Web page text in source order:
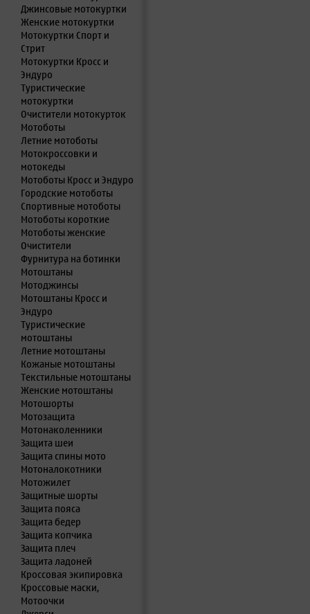
Джинсовые мотокуртки
Женские мотокуртки
Мотокуртки Спорт и
Стрит
Мотокуртки Кросс и
Эндуро
Туристические
мотокуртки
Очистители мотокурток
Мотоботы
Летние мотоботы
Мотокроссовки и
мотокеды
Мотоботы Кросс и Эндуро
Городские мотоботы
Спортивные мотоботы
Мотоботы короткие
Мотоботы женские
Очистители
Фурнитура на ботинки
Мотоштаны
Мотоджинсы
Мотоштаны Кросс и
Эндуро
Туристические
мотоштаны
Летние мотоштаны
Кожаные мотоштаны
Текстильные мотоштаны
Женские мотоштаны
Мотошорты
Мотозащита
Мотонаколенники
Защита шеи
Защита спины мото
Мотоналокотники
Мотожилет
Защитные шорты
Защита пояса
Защита бедер
Защита копчика
Защита плеч
Защита ладоней
Кроссовая экипировка
Кроссовые маски,
Мотоочки